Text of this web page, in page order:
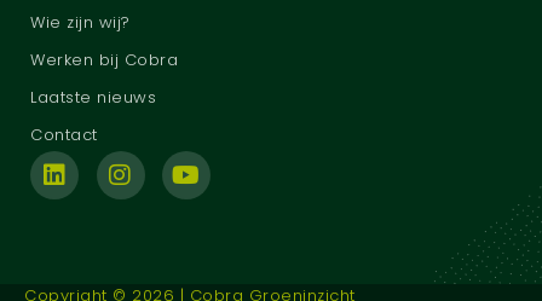
Wie zijn wij?
Werken bij Cobra
Laatste nieuws
Contact
Copyright © 2026 | Cobra Groeninzicht